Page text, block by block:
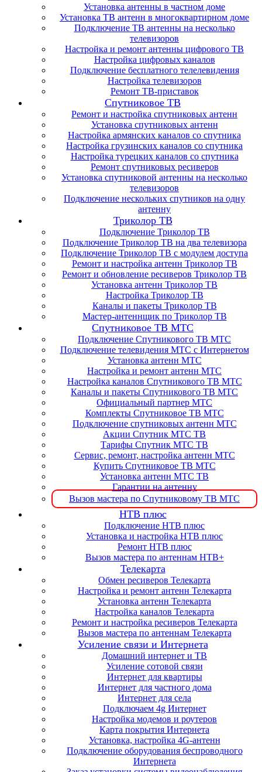
Установка антенны в частном доме
Установка ТВ антенн в многоквартирном доме
Подключение ТВ антенны на несколько
телевизоров
Настройка и ремонт антенны цифрового ТВ
Настройка цифровых каналов
Подключение бесплатного телелевидения
Настройка телевизоров
Ремонт ТВ-приставок
Спутниковое ТВ
Ремонт и настройка спутниковых антенн
Установка спутниковых антенн
Настройка армянских каналов со спутника
Настройка грузинских каналов со спутника
Настройка турецких каналов со спутника
Ремонт спутниковых ресиверов
Установка спутниковой антенны на несколько
телевизоров
Подключение нескольких спутников на одну
антенну
Триколор ТВ
Подключение Триколор ТВ
Подключение Триколор ТВ на два телевизора
Подключение Триколор ТВ с модулем доступа
Ремонт и настройка антенн Триколор ТВ
Ремонт и обновление ресиверов Триколор ТВ
Установка антенн Триколор ТВ
Настройка Триколор ТВ
Каналы и пакеты Триколор ТВ
Мастер-антеннщик по Триколор ТВ
Спутниковое ТВ МТС
Подключение Спутникового ТВ МТС
Подключение телевидения МТС с Интернетом
Установка антенн МТС
Настройка и ремонт антенн МТС
Настройка каналов Спутникового ТВ МТС
Каналы и пакеты Спутникового ТВ МТС
Официальный партнер МТС
Комплекты Спутниковое ТВ МТС
Подключение спутниковых антенн МТС
Акции Спутник МТС ТВ
Тарифы Спутник МТС ТВ
Сервис, ремонт, настройка антенн МТС
Купить Спутниковое ТВ МТС
Установка антенн МТС ТВ
Гарантии на антенну
Вызов мастера по Спутниковому ТВ МТС
НТВ плюс
Подключение НТВ плюс
Установка и настройка НТВ плюс
Ремонт НТВ плюс
Вызов мастера по антеннам НТВ+
Телекарта
Обмен ресиверов Телекарта
Настройка и ремонт антенн Телекарта
Установка антенн Телекарта
Настройка каналов Телекарта
Ремонт и настройка ресиверов Телекарта
Вызов мастера по антеннам Телекарта
Усиление связи и Интернета
Домашний интернет и ТВ
Усиление сотовой связи
Интернет для квартиры
Интернет для частного дома
Интернет для села
Подключаем 4g Интернет
Настройка модемов и роутеров
Карта покрытия Интернета
Установка, настройка 4G-антенн
Подключение оборудования беспроводного
Интернета